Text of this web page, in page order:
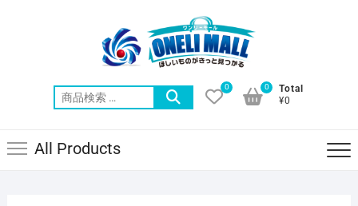
索
0
Total
¥0
0
All Products